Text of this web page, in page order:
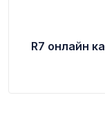
R7 онлайн